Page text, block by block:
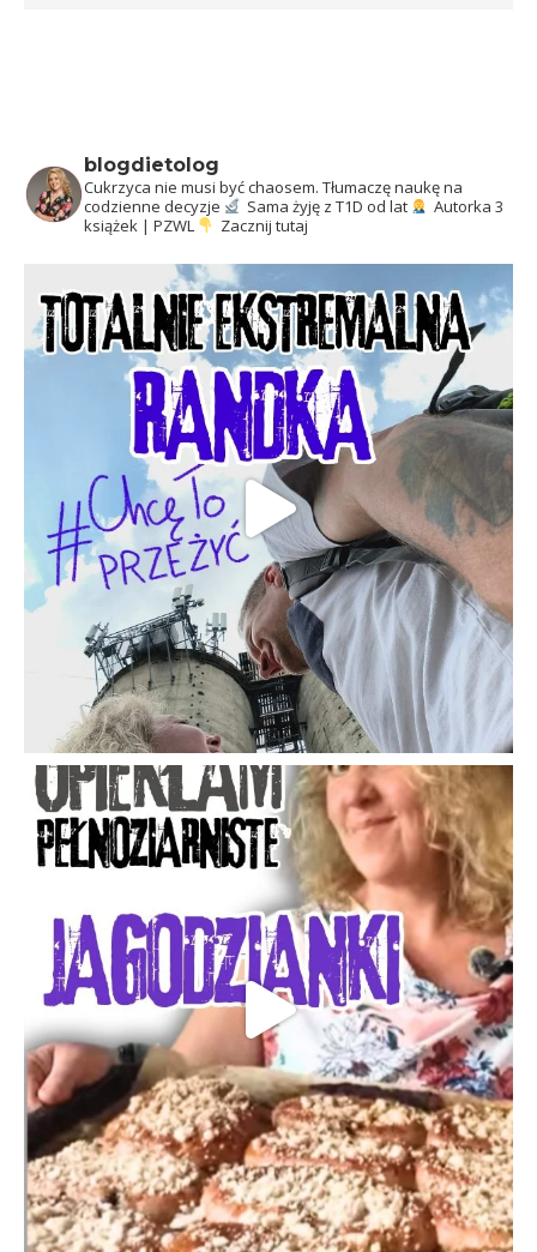
blogdietolog
Cukrzyca nie musi być chaosem. Tłumaczę naukę na
codzienne decyzje
Sama żyję z T1D od lat
Autorka 3
książek | PZWL
Zacznij tutaj